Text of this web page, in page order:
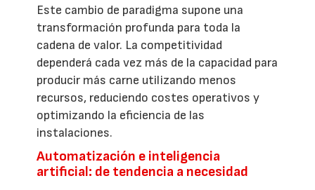
Este cambio de paradigma supone una
transformación profunda para toda la
cadena de valor. La competitividad
dependerá cada vez más de la capacidad para
producir más carne utilizando menos
recursos, reduciendo costes operativos y
optimizando la eficiencia de las
instalaciones.
Automatización e inteligencia
artificial: de tendencia a necesidad